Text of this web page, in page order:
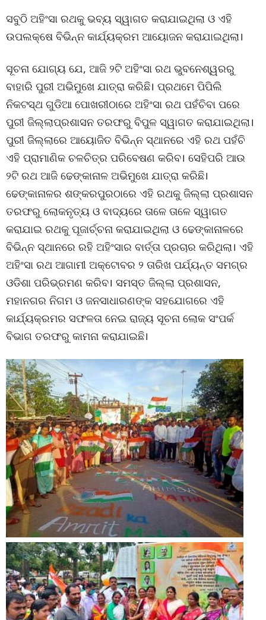
ସବୁଠି ଅହିଂସା ରଥକୁ ଭବ୍ୟ ସ୍ୱାଗତ କରାଯାଇଥିଲା ଓ ଏହି
ଉପଲକ୍ଷେ ବିଭିନ୍ନ କାର୍ଯ୍ୟକ୍ରମ ଆୟୋଜନ କରାଯାଇଥିଲା।
ସୂଚନା ଯୋଗ୍ୟ ଯେ, ଆଜି ୨ଟି ଅହିଂସା ରଥ ଭୁବନେଶ୍ୱରରୁ
ବାହାରି ପୁରୀ ଅଭିମୁଖେ ଯାତ୍ରା କରିଛି। ପ୍ରଥମେ ପିପିଲି
ନିକଟସ୍ଥ ଗୁଡିଆ ପୋଖରୀଠାରେ ଅହିଂସା ରଥ ପହଁଚିବା ପରେ
ପୁରୀ ଜିଲ୍ଲାପ୍ରଶାସନ ତରଫରୁ ବିପୁଳ ସ୍ୱାଗତ କରାଯାଇଥିଲା।
ପୁରୀ ଜିଲ୍ଲାରେ ଆୟୋଜିତ ବିଭିନ୍ନ ସ୍ଥାନରେ ଏହି ରଥ ପହଁଚି
ଏହି ପ୍ରାମାଣିକ ଚଳଚିତ୍ର ପରିବେଷଣ କରିବ। ସେହିପରି ଆଉ
୨ଟି ରଥ ଆଜି ଢେଙ୍କାନାଳ ଅଭିମୁଖେ ଯାତ୍ରା କରିଛି।
ଢେଙ୍କାନାଳର ଶଙ୍କରପୁରଠାରେ ଏହି ରଥକୁ ଜିଲ୍ଲା ପ୍ରଶାସନ
ତରଫରୁ ଲୋକନୃତ୍ୟ ଓ ବାଦ୍ୟରେ ତାଳେ ତାଳେ ସ୍ୱାଗତ
କରାଯାଇ ରଥକୁ ପୂଜାର୍ଚ୍ଚନା କରାଯାଇଥିଲା ଓ ଢେଙ୍କାନାଳରେ
ବିଭିନ୍ନ ସ୍ଥାନରେ ରହି ଅହିଂସାର ବାର୍ତ୍ତା ପ୍ରଚାର କରିଥିଲା। ଏହି
ଅହିଂସା ରଥ ଆଗାମୀ ଅକ୍ଟୋବର ୨ ତାରିଖ ପର୍ଯ୍ୟନ୍ତ ସମଗ୍ର
ଓଡିଶା ପରିଭ୍ରମଣ କରିବ। ସମସ୍ତ ଜିଲ୍ଲା ପ୍ରଶାସନ,
ମହାନଗର ନିଗମ ଓ ଜନସାଧାରଣଙ୍କ ସହଯୋଗରେ ଏହି
କାର୍ଯ୍ୟକ୍ରମର ସଫଳତା ନେଇ ରାଜ୍ୟ ସୂଚନା ଲୋକ ସଂପର୍କ
ବିଭାଗ ତରଫରୁ କାମନା କରାଯାଇଛି।